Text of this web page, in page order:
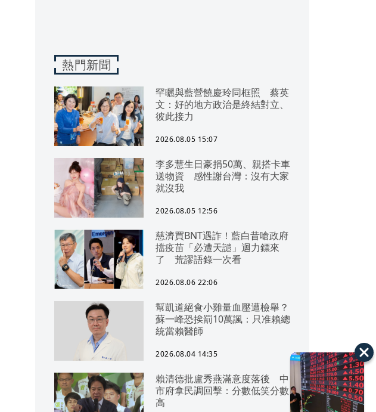
熱門新聞
罕曬與藍營饒慶玲同框照 蔡英
文：好的地方政治是終結對立、
彼此接力
2026.08.05 15:07
李多慧生日豪捐50萬、親搭卡車
送物資 感性謝台灣：沒有大家
就沒我
2026.08.05 12:56
慈濟買BNT遇詐！藍白昔嗆政府
擋疫苗「必遭天譴」迴力鏢來
了 荒謬語錄一次看
2026.08.06 22:06
幫凱道絕食小雞量血壓遭檢舉？
蘇一峰恐挨罰10萬諷：只准賴總
統當賴醫師
2026.08.04 14:35
賴清德批盧秀燕滿意度落後 中
市府拿民調回擊：分數低笑分數
高